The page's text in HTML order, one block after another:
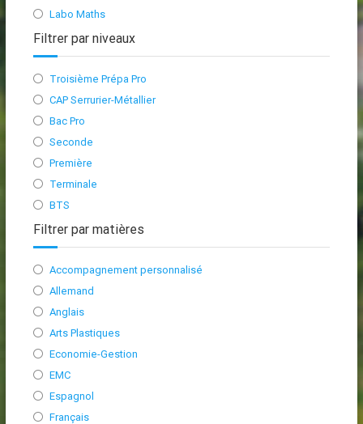
Labo Maths
Filtrer par niveaux
Troisième Prépa Pro
CAP Serrurier-Métallier
Bac Pro
Seconde
Première
Terminale
BTS
Filtrer par matières
Accompagnement personnalisé
Allemand
Anglais
Arts Plastiques
Economie-Gestion
EMC
Espagnol
Français